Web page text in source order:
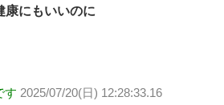
康にもいいのに
す 2025/07/20(日) 12:28:33.16